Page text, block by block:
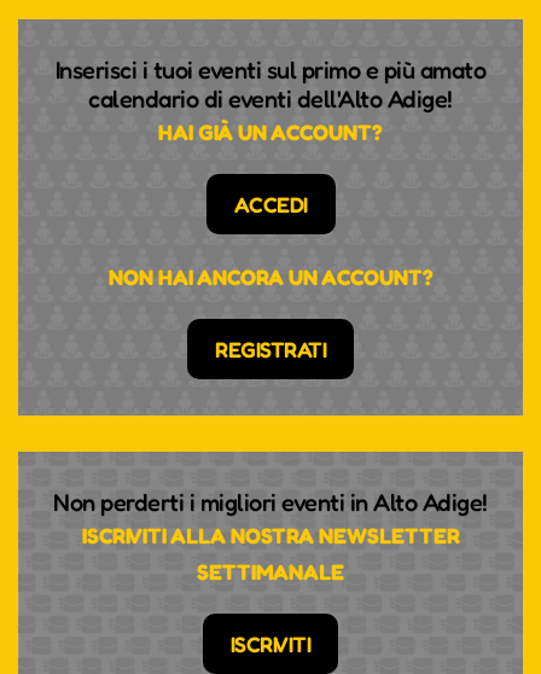
Inserisci i tuoi eventi sul primo e più amato
calendario di eventi dell'Alto Adige!
HAI GIÀ UN ACCOUNT?
ACCEDI
NON HAI ANCORA UN ACCOUNT?
REGISTRATI
Non perderti i migliori eventi in Alto Adige!
ISCRIVITI ALLA NOSTRA NEWSLETTER
SETTIMANALE
ISCRIVITI